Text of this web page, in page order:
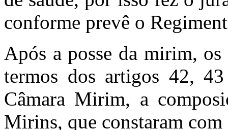
conforme prevê o
Após a posse da mirim,
termos dos artigos 42,
Câmara Mirim, a
Mirins, que constaram